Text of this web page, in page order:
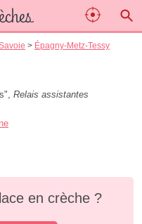
> Épagny-Metz-Tessy
Relais assistantes
en crèche ?